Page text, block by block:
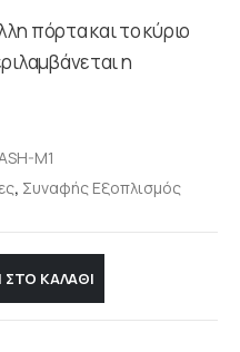
πόρτα και το κύριο
η
M1
, Συναφής Εξοπλισμός
ΚΑΛΆΘΙ